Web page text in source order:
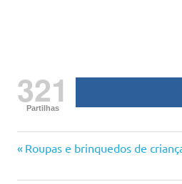
321
Partilhas
Navegação
Previous
Roupas e brinquedos de